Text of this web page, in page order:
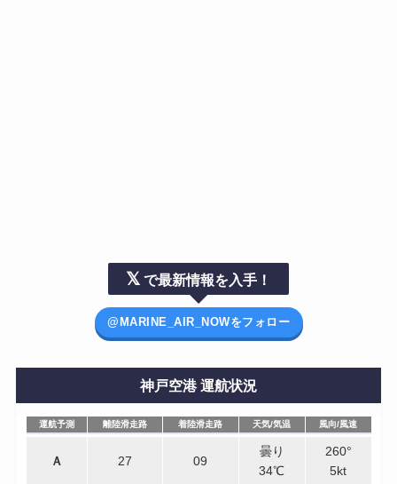
𝕏 で最新情報を入手！
@MARINE_AIR_NOWをフォロー
神戸空港 運航状況
運航予測 離陸滑走路 着陸滑走路 天気/気温
風向/風速
Ａ 27 09
曇り
34℃
260°
5kt